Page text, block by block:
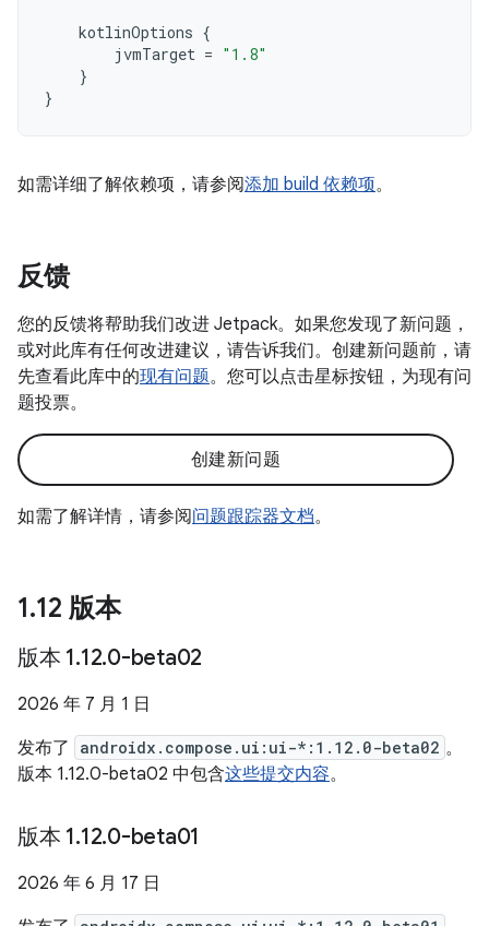
kotlinOptions {
jvmTarget = "1.8"
}
}
如需详细了解依赖项，请参阅添加 build 依赖项。
反馈
您的反馈将帮助我们改进 Jetpack。如果您发现了新问题，
或对此库有任何改进建议，请告诉我们。创建新问题前，请
先查看此库中的现有问题。您可以点击星标按钮，为现有问
题投票。
创建新问题
如需了解详情，请参阅问题跟踪器文档。
1.12 版本
版本 1.12.0-beta02
2026 年 7 月 1 日
发布了
androidx.compose.ui:ui-*:1.12.0-beta02 。
版本 1.12.0-beta02 中包含这些提交内容。
版本 1.12.0-beta01
2026 年 6 月 17 日